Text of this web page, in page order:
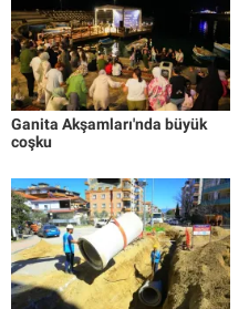
Ganita Akşamları'nda büyük
coşku